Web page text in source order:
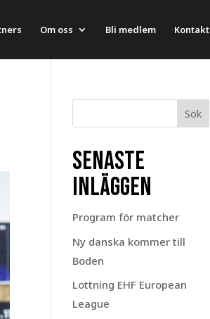
Om oss Bli medlem Kontakt
Sök
Senaste
inläggen
Program för matcher
Ny danska kommer till
Boden
Lottning EHF European
League